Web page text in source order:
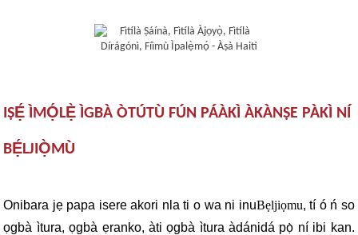
IṢẸ́ ÌMỌ́LẸ̀ ÌGBÀ ÒTÚTÙ FÚN PÁÀKÌ ÀKÀNṢE PÀKÌ NÍ
BẸ́LJIỌ̀MÙ
Onibara jẹ papa isere akori nla ti o wa ni inuBẹljiọmu, tí ó ń so
ọgbà ìtura, ọgbà ẹranko, àti ọgbà ìtura àdánidá pọ̀ ní ibi kan.